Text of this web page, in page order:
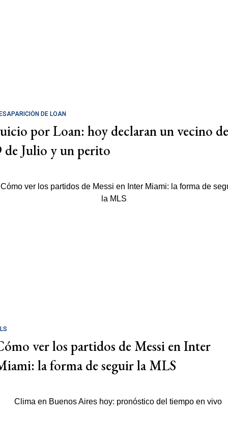
DE LOAN
por Loan: hoy declaran un vecino de
de Julio y un perito
ver los partidos de Messi en Inter
la forma de seguir la MLS